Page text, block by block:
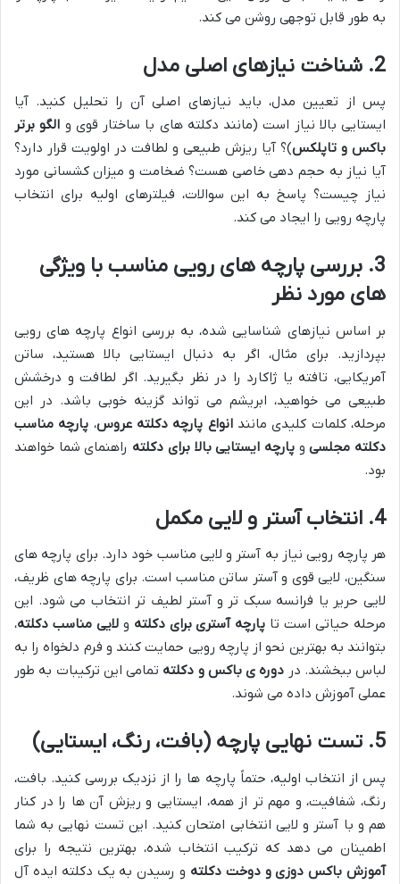
به طور قابل توجهی روشن می کند.
2. شناخت نیازهای اصلی مدل
پس از تعیین مدل، باید نیازهای اصلی آن را تحلیل کنید. آیا
ایستایی بالا نیاز است (مانند دکلته های با ساختار قوی و الگو برتر
باکس و تاپلکس)؟ آیا ریزش طبیعی و لطافت در اولویت قرار دارد؟
آیا نیاز به حجم دهی خاصی هست؟ ضخامت و میزان کشسانی مورد
نیاز چیست؟ پاسخ به این سوالات، فیلترهای اولیه برای انتخاب
پارچه رویی را ایجاد می کند.
3. بررسی پارچه های رویی مناسب با ویژگی
های مورد نظر
بر اساس نیازهای شناسایی شده، به بررسی انواع پارچه های رویی
بپردازید. برای مثال، اگر به دنبال ایستایی بالا هستید، ساتن
آمریکایی، تافته یا ژاکارد را در نظر بگیرید. اگر لطافت و درخشش
طبیعی می خواهید، ابریشم می تواند گزینه خوبی باشد. در این
مرحله، کلمات کلیدی مانندانواع پارچه دکلته عروس، پارچه مناسب
دکلته مجلسیوپارچه ایستایی بالا برای دکلته راهنمای شما خواهند
بود.
4. انتخاب آستر و لایی مکمل
هر پارچه رویی نیاز به آستر و لایی مناسب خود دارد. برای پارچه های
سنگین، لایی قوی و آستر ساتن مناسب است. برای پارچه های ظریف،
لایی حریر یا فرانسه سبک تر و آستر لطیف تر انتخاب می شود. این
مرحله حیاتی است تا پارچه آستری برای دکلته ولایی مناسب دکلته،
بتوانند به بهترین نحو از پارچه رویی حمایت کنند و فرم دلخواه را به
لباس ببخشند. در دوره ی باکس و دکلته تمامی این ترکیبات به طور
عملی آموزش داده می شوند.
5. تست نهایی پارچه (بافت، رنگ، ایستایی)
پس از انتخاب اولیه، حتماً پارچه ها را از نزدیک بررسی کنید. بافت،
رنگ، شفافیت، و مهم تر از همه، ایستایی و ریزش آن ها را در کنار
هم و با آستر و لایی انتخابی امتحان کنید. این تست نهایی به شما
اطمینان می دهد که ترکیب انتخاب شده، بهترین نتیجه را برای
آموزش باکس دوزی و دوخت دکلته و رسیدن به یک دکلته ایده آل